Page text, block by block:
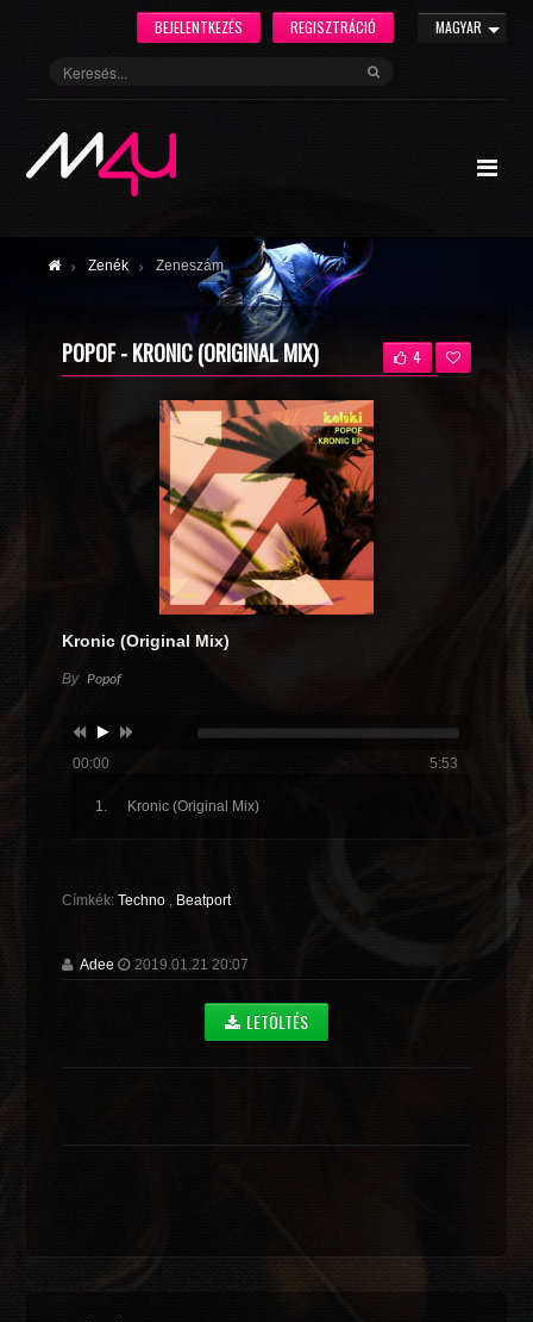
MAGYAR
REGISZTRÁCIÓ
BEJELENTKEZÉS
Zenék Zeneszám
POPOF - KRONIC (ORIGINAL MIX) 4
Kronic (Original Mix)
By Popof
00:00 5:53
Kronic (Original Mix)
Címkék:Techno , Beatport
Adee 2019.01.21 20:07
LETÖLTÉS